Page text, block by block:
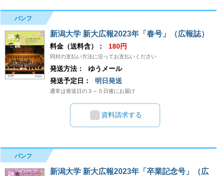
パンフ
新潟大学 新大広報2023年「春号」（広報誌）
料金（送料含）： 180円
同封の支払い方法に沿ってお支払いください
発送方法：
ゆうメール
発送予定日：
明日発送
通常は発送日の３～５日後にお届け
資料請求する
パンフ
新潟大学 新大広報2023年「卒業記念号」（広